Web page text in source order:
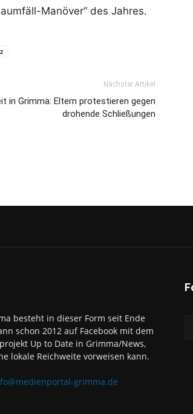
Manöver“ des Jahres.
Nächster Artikel
in Grimma: Eltern protestieren gegen
drohende Schließungen
besteht in dieser Form seit Ende
schon 2012 auf Facebook mit dem
Up to Date in Grimma/News,
lokale Reichweite vorweisen kann.
grimma.de